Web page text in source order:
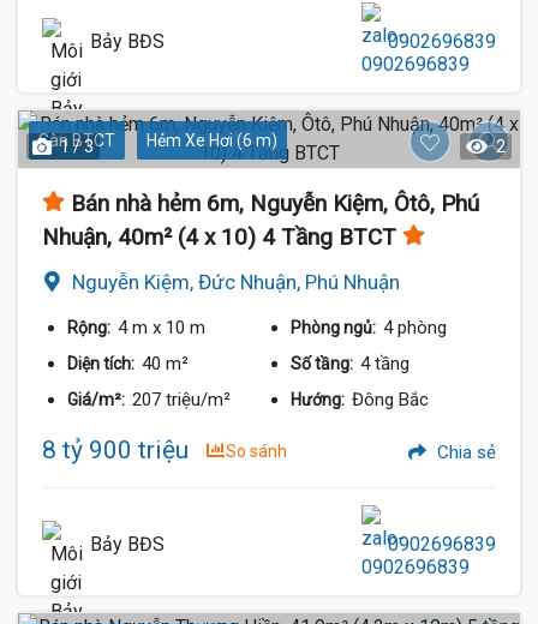
Bảy BĐS 0902696839
Sàn BTCT Hẻm Xe Hơi (6 m)
1 / 3 2
Bán nhà hẻm 6m, Nguyễn Kiệm, Ôtô, Phú
Nhuận, 40m² (4 x 10) 4 Tầng BTCT
Nguyễn Kiệm, Đức Nhuận, Phú Nhuận
Rộng: 4 m x 10 m Phòng ngủ: 4 phòng
Diện tích: 40 m² Số tầng: 4 tầng
Giá/m²: 207 triệu/m² Hướng: Đông Bắc
8 tỷ 900 triệu So sánh Chia sẻ
Bảy BĐS 0902696839